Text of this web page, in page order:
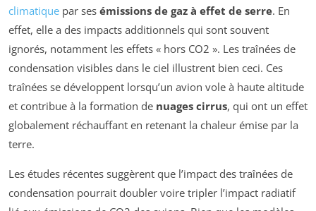
climatique par ses émissions de gaz à effet de serre. En
effet, elle a des impacts additionnels qui sont souvent
ignorés, notamment les effets « hors CO2 ». Les traînées de
condensation visibles dans le ciel illustrent bien ceci. Ces
traînées se développent lorsqu’un avion vole à haute altitude
et contribue à la formation de nuages cirrus, qui ont un effet
globalement réchauffant en retenant la chaleur émise par la
terre.
Les études récentes suggèrent que l’impact des traînées de
condensation pourrait doubler voire tripler l’impact radiatif